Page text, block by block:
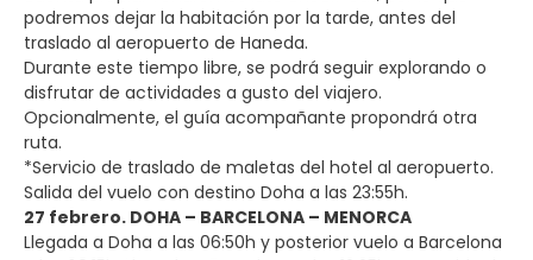
podremos dejar la habitación por la tarde, antes del
traslado al aeropuerto de Haneda.
Durante este tiempo libre, se podrá seguir explorando o
disfrutar de actividades a gusto del viajero.
Opcionalmente, el guía acompañante propondrá otra
ruta.
*Servicio de traslado de maletas del hotel al aeropuerto.
Salida del vuelo con destino Doha a las 23:55h.
27 febrero. DOHA – BARCELONA – MENORCA
Llegada a Doha a las 06:50h y posterior vuelo a Barcelona